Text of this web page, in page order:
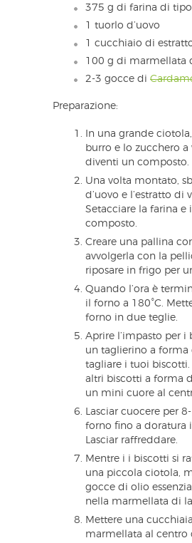
375 g di farina di
1 tuorlo d’uovo
1 cucchiaio di
100 g di marmellata
2-3 gocce di
Preparazione:
In una grande
burro e lo zucchero a
diventi un composto.
Una volta montato,
d’uovo e l’estratto di
Setacciare la farina e
composto.
Creare una pallina
avvolgerla con la
riposare in frigo per
Quando l’ora è
il forno a 180°C.
forno in due teglie.
Aprire l’impasto per i
un taglierino a forma
tagliare i tuoi
altri biscotti a forma
un mini cuore al
Lasciar cuocere per
forno fino a doratura
Lasciar raffreddare.
Mentre i i biscotti si
una piccola ciotola,
gocce di olio
nella marmellata di
Mettere una
marmellata al centro